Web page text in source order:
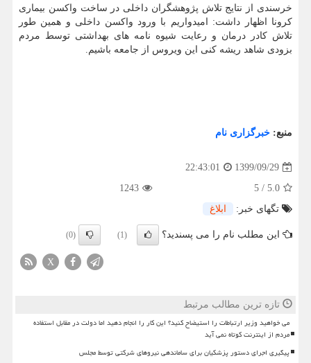
خرسندی از نتایج تلاش پژوهشگران داخلی در ساخت واکسن بیماری
کرونا اظهار داشت: امیدواریم با ورود واکسن داخلی و همین طور
تلاش کادر درمان و رعایت شیوه نامه های بهداشتی توسط مردم
بزودی شاهد ریشه کنی این ویروس از جامعه باشیم.
منبع: خبرگزاری نام
1399/09/29
22:43:01
5.0
/
5
1243
تگهای خبر:
ابلاغ
این مطلب نام را می پسندید؟ (1)
(0)
X
تازه ترین مطالب مرتبط
می خواهید وزیر ارتباطات را استیضاح کنید؟ این کار را انجام دهید اما دولت در مقابل استفاده
مردم از اینترنت کوتاه نمی آید
پیگیری اجرای دستور پزشکیان برای ساماندهی نیروهای شرکتی توسط مجلس